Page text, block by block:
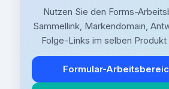
Nutzen Sie den Forms-
Sammellink, Markendomain,
Folge-Links im selben Produkt
Formular-